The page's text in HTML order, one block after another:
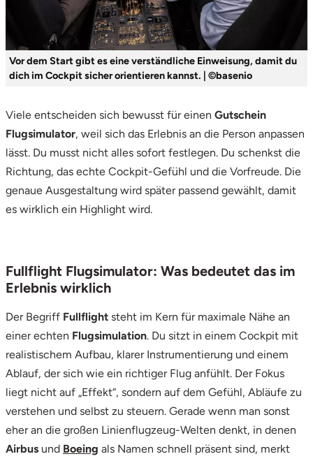
Vor dem Start gibt es eine verständliche Einweisung, damit du
dich im Cockpit sicher orientieren kannst. | ©basenio
Viele entscheiden sich bewusst für einen Gutschein
Flugsimulator, weil sich das Erlebnis an die Person anpassen
lässt. Du musst nicht alles sofort festlegen. Du schenkst die
Richtung, das echte Cockpit-Gefühl und die Vorfreude. Die
genaue Ausgestaltung wird später passend gewählt, damit
es wirklich ein Highlight wird.
Fullflight Flugsimulator: Was bedeutet das im
Erlebnis wirklich
Der Begriff Fullflight steht im Kern für maximale Nähe an
einer echten Flugsimulation. Du sitzt in einem Cockpit mit
realistischem Aufbau, klarer Instrumentierung und einem
Ablauf, der sich wie ein richtiger Flug anfühlt. Der Fokus
liegt nicht auf „Effekt“, sondern auf dem Gefühl, Abläufe zu
verstehen und selbst zu steuern. Gerade wenn man sonst
eher an die großen Linienflugzeug-Welten denkt, in denen
Airbus und Boeing als Namen schnell präsent sind, merkt
Oder-Spree
Ostholstein
Ostprignitz-Ruppin
Passau
Pinneberg
Pirna
Plön
Potsdam